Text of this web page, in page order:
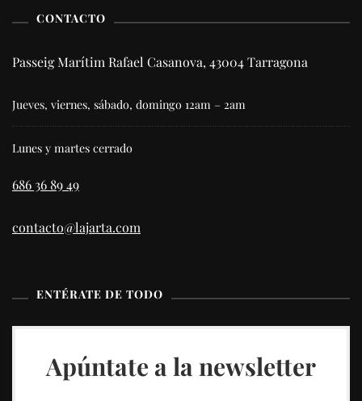
CONTACTO
Passeig Marítim Rafael Casanova, 43004 Tarragona
Jueves, viernes, sábado, domingo 12am – 2am
Lunes y martes cerrado
686 36 89 49
contacto@lajarta.com
ENTÉRATE DE TODO
Apúntate a la newsletter